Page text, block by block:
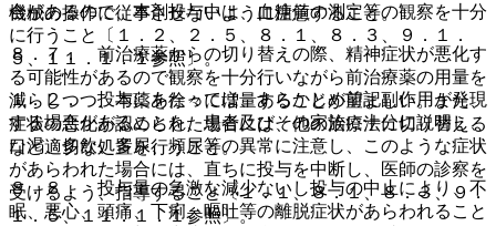
機械の操作に従事させないように注意すること。
８．７． 前治療薬からの切り替えの際、精神症状が悪化す
る可能性があるので観察を十分行いながら前治療薬の用量を
減らしつつ、本薬を徐々に増量することが望ましい。また、
症状の悪化が認められた場合には、他の治療法に切り替える
など適切な処置を行うこと。
８．８． 投与量の急激な減少ないし投与の中止により、不
眠、悪心、頭痛、下痢、嘔吐等の離脱症状があらわれること
合があるので、本剤投与中は、血糖値の測定等の観察を十分
に行うこと〔１．２、２．５、８．１、８．３、９．１．
５、１１．１．１参照〕。
１．２． 投与にあたっては、あらかじめ前記副作用が発現
する場合があることを、患者及びその家族に十分に説明し、
口渇、多飲、多尿、頻尿等の異常に注意し、このような症状
があらわれた場合には、直ちに投与を中断し、医師の診察を
受けるよう、指導すること〔１．１、８．１、８．３、９．
１．５、１１．１．１参照〕。